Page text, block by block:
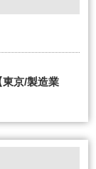
京/製造業